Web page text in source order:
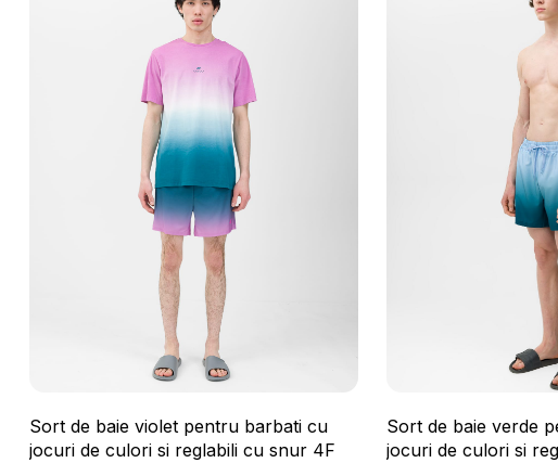
Sort de baie violet pentru barbati cu
jocuri de culori si reglabili cu snur 4F
Sort de baie verde
jocuri de culori si